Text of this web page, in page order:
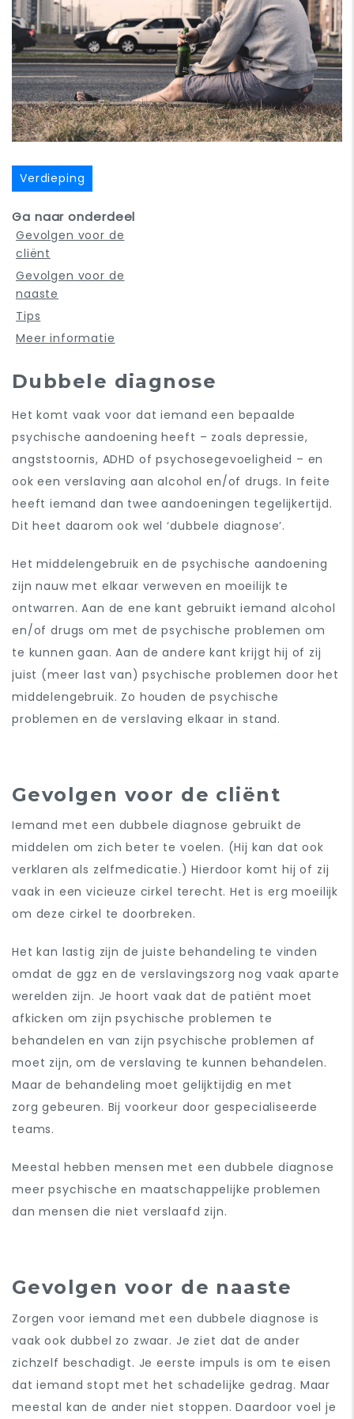
Verdieping
Ga naar onderdeel
Gevolgen voor de
cliënt
Gevolgen voor de
naaste
Tips
Meer informatie
Dubbele diagnose
Het komt vaak voor dat iemand een bepaalde
psychische aandoening heeft – zoals depressie,
angststoornis, ADHD of psychosegevoeligheid – en
ook een verslaving aan alcohol en/of drugs. In feite
heeft iemand dan twee aandoeningen tegelijkertijd.
Dit heet daarom ook wel ‘dubbele diagnose’.
Het middelengebruik en de psychische aandoening
zijn nauw met elkaar verweven en moeilijk te
ontwarren. Aan de ene kant gebruikt iemand alcohol
en/of drugs om met de psychische problemen om
te kunnen gaan. Aan de andere kant krijgt hij of zij
juist (meer last van) psychische problemen door het
middelengebruik. Zo houden de psychische
problemen en de verslaving elkaar in stand.
Gevolgen voor de cliënt
Iemand met een dubbele diagnose gebruikt de
middelen om zich beter te voelen. (Hij kan dat ook
verklaren als zelfmedicatie.) Hierdoor komt hij of zij
vaak in een vicieuze cirkel terecht. Het is erg moeilijk
om deze cirkel te doorbreken.
Het kan lastig zijn de juiste behandeling te vinden
omdat de ggz en de verslavingszorg nog vaak aparte
werelden zijn. Je hoort vaak dat de patiënt moet
afkicken om zijn psychische problemen te
behandelen en van zijn psychische problemen af
moet zijn, om de verslaving te kunnen behandelen.
Maar de behandeling moet gelijktijdig en met
zorg gebeuren. Bij voorkeur door gespecialiseerde
teams.
Meestal hebben mensen met een dubbele diagnose
meer psychische en maatschappelijke problemen
dan mensen die niet verslaafd zijn.
Gevolgen voor de naaste
Zorgen voor iemand met een dubbele diagnose is
vaak ook dubbel zo zwaar. Je ziet dat de ander
zichzelf beschadigt. Je eerste impuls is om te eisen
dat iemand stopt met het schadelijke gedrag. Maar
meestal kan de ander niet stoppen. Daardoor voel je